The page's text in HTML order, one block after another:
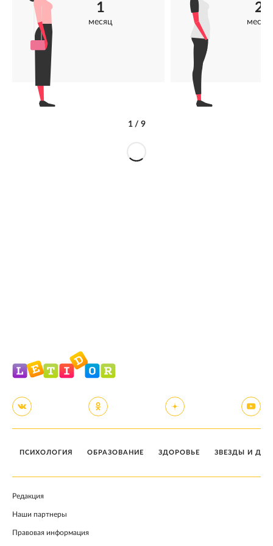
1
месяц
2
месяц
1/ 9
ПСИХОЛОГИЯ ОБРАЗОВАНИЕ ЗДОРОВЬЕ ЗВЕЗДЫ И
Редакция
Наши партнеры
Правовая информация